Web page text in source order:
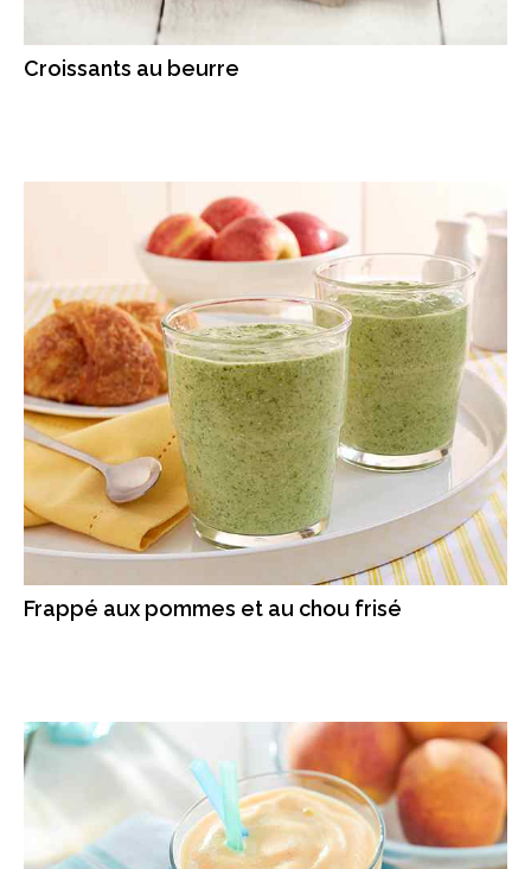
Croissants au beurre
Frappé aux pommes et au chou frisé